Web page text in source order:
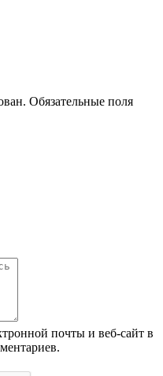
Обязательные поля
почты и веб-сайт в